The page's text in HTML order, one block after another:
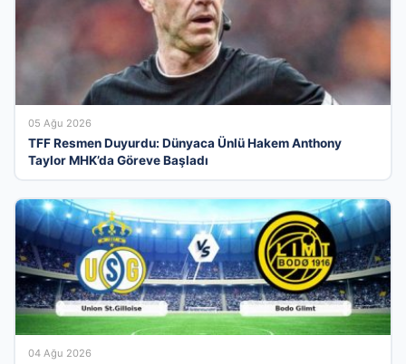
05 Ağu 2026
TFF Resmen Duyurdu: Dünyaca Ünlü Hakem Anthony
Taylor MHK’da Göreve Başladı
04 Ağu 2026